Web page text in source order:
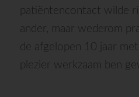
patiëntencontact wilde
ander, maar wederom
de afgelopen 10 jaar
plezier werkzaam ben